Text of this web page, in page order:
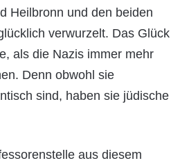
Heilbronn und den beiden
verwurzelt. Das Glück
als die Nazis immer mehr
Denn obwohl sie
sind, haben sie jüdische
aus diesem